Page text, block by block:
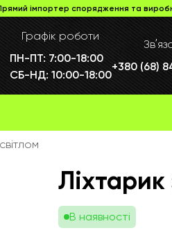
імпортер спорядження та
Графік роботи
ПН-ПТ: 7:00-18:00
СБ-НД: 10:00-18:00
+380 (68)
Ліхтарик
В наявності